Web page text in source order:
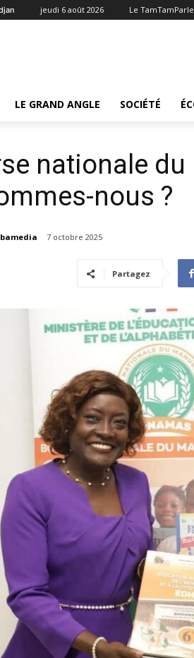
jeudi 6 août 2026 Le
LE GRAND ANGLE SOCIÉTÉ
Bourse nationale du manuel scolaire: Où
nationale
nous ?
7 octobre 2025
Partagez